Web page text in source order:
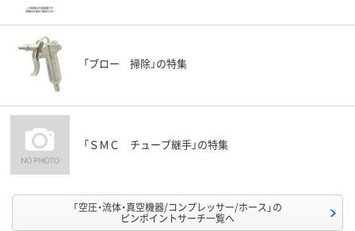
「ブロー 掃除」の特集
「ＳＭＣ チューブ継手」の特集
「空圧・流体・真空機器/コンプレッサー/ホース」の
ピンポイントサーチ一覧へ